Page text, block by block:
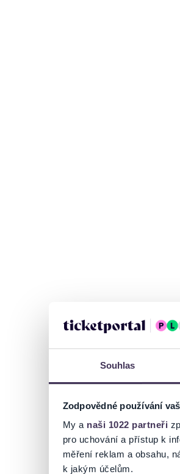
Souhlas
Zodpovědné používání
My a naši 1022 partneři
pro uchování a přístup k
měření reklam a obsahu,
k jakým účelům.